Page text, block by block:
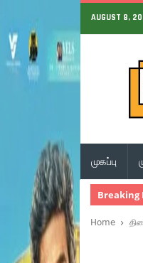
AUGUST 8,
முகப்பு
Breaking
Home